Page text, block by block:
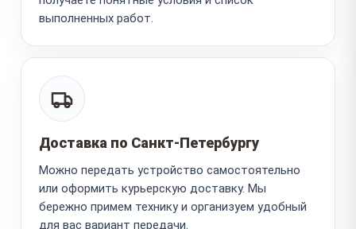
выполненных работ.
Доставка по Санкт-Петербургу
Можно передать устройство самостоятельно
или оформить курьерскую доставку. Мы
бережно примем технику и организуем удобный
для вас вариант передачи.